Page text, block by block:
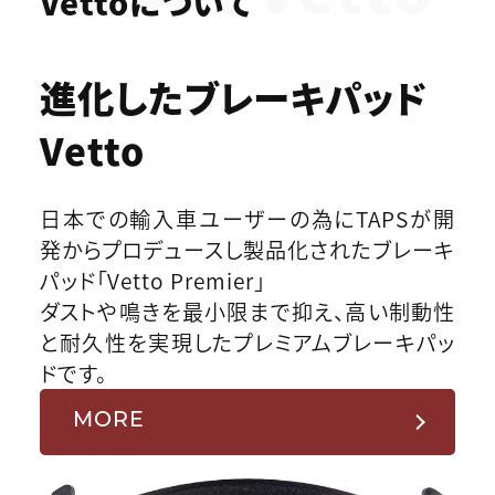
進化したブレーキパッド
Vetto
日本での輸入車ユーザーの為にTAPSが開
発からプロデュースし製品化されたブレーキ
パッド「Vetto Premier」
ダストや鳴きを最小限まで抑え、高い制動性
と耐久性を実現したプレミアムブレーキパッ
ドです。
MORE